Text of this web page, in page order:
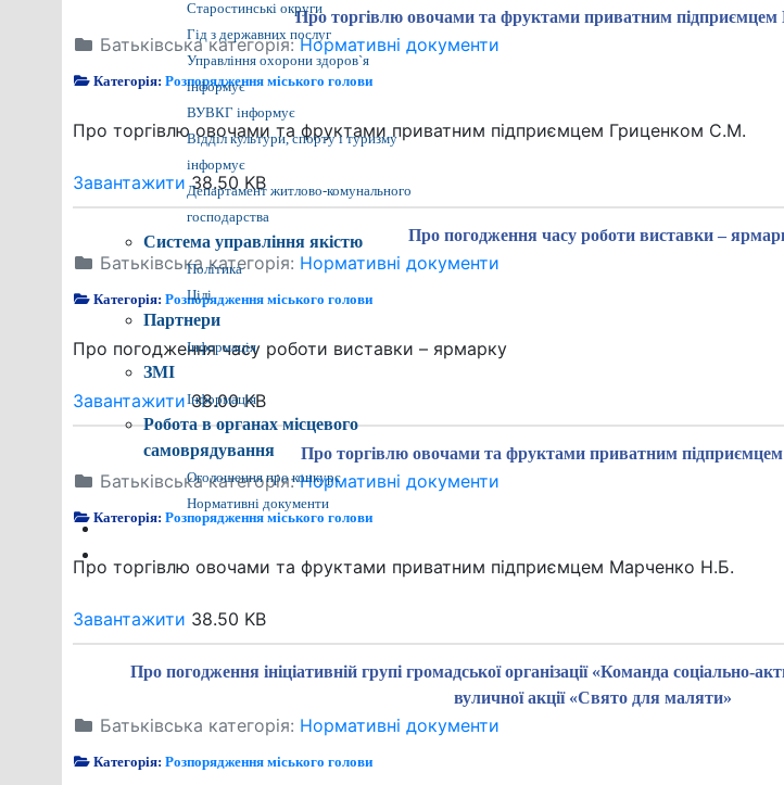
Старостинські округи
Гід з державних послуг
Управління охорони здоров`я
інформує
ВУВКГ інформує
Відділ культури, спорту і туризму
інформує
Департамент житлово-комунального
господарства
Система управління якістю
Політика
Цілі
Партнери
Інформація
ЗМІ
Інформація
Робота в органах місцевого
самоврядування
Оголошення про конкурс
Нормативні документи
Контакти
Про торгівлю овочами та фруктами приватним
Батьківська категорія:Нормативні документи
Категорія:Розпорядження міського голови
Про торгівлю овочами та фруктами приватним підприємцем Гриценком С.М.
Завантажити 38.50 KB
Про погодження часу роботи виставки –
Батьківська категорія: Нормативні документи
Категорія:Розпорядження міського голови
Про погодження часу роботи виставки – ярмарку
Завантажити38.00 KB
Про торгівлю овочами та фруктами приватним
Батьківська категорія:Нормативні документи
Категорія:Розпорядження міського голови
Про торгівлю овочами та фруктами приватним підприємцем Марченко Н.Б.
Завантажити 38.50 KB
Про погодження ініціативній групі громадської організації «Команда
вуличної акції «Свято для маляти»
Батьківська категорія: Нормативні документи
Категорія:Розпорядження міського голови